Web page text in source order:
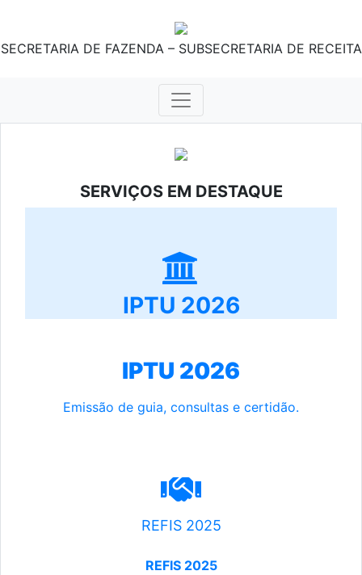
SECRETARIA DE FAZENDA – SUBSECRETARIA DE RECEITA
SERVIÇOS EM DESTAQUE
IPTU 2026
IPTU 2026
Emissão de guia, consultas e certidão.
REFIS 2025
REFIS 2025